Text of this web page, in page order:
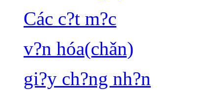
Các c?t m?c
v?n hóa(chǎn)
gi?y ch?ng nh?n